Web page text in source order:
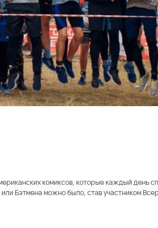
комиксов, которые каждый день
Бэтмена можно было, став участником